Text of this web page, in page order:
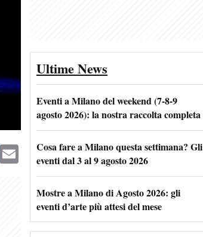
Telegram
Email
Ultime News
Eventi a Milano del weekend (7-8-9
agosto 2026): la nostra raccolta completa
Cosa fare a Milano questa settimana? Gli
eventi dal 3 al 9 agosto 2026
Mostre a Milano di Agosto 2026: gli
eventi d’arte più attesi del mese